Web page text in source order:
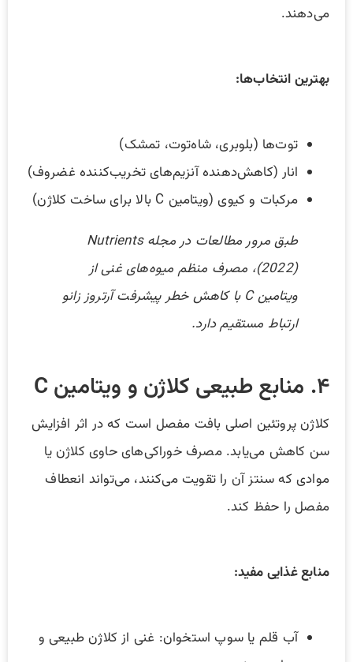
می‌دهند.
بهترین انتخاب‌ها:
توت‌ها (بلوبری، شاه‌توت، تمشک)
انار (کاهش‌دهنده آنزیم‌های تخریب‌کننده غضروف)
مرکبات و کیوی (ویتامین C بالا برای ساخت کلاژن)
طبق مرور مطالعات در مجله Nutrients
(2022)، مصرف منظم میوه‌های غنی از
ویتامین C با کاهش خطر پیشرفت آرتروز زانو
ارتباط مستقیم دارد.
۴. منابع طبیعی کلاژن و ویتامین C
کلاژن پروتئین اصلی بافت مفصل است که در اثر افزایش
سن کاهش می‌یابد. مصرف خوراکی‌های حاوی کلاژن یا
موادی که سنتز آن را تقویت می‌کنند، می‌تواند انعطاف
مفصل را حفظ کند.
منابع غذایی مفید:
آب قلم یا سوپ استخوان: غنی از کلاژن طبیعی و